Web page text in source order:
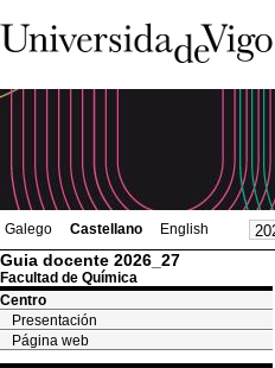
Galego Castellano English
Guia docente 2026_27
Facultad de Química
Centro
Presentación
Página web